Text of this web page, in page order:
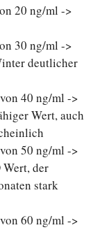
20 ng/ml ->
30 ng/ml ->
deutlicher
40 ng/ml ->
Wert, auch
50 ng/ml ->
der
stark
60 ng/ml ->